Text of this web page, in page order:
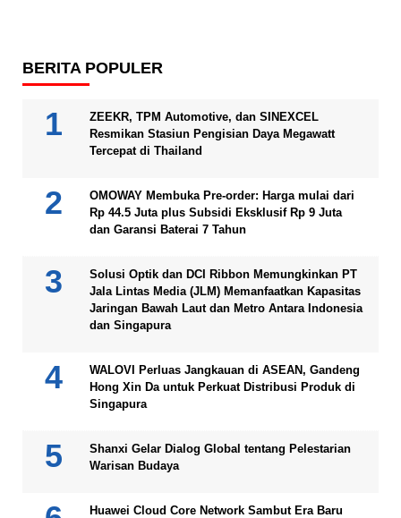
BERITA POPULER
ZEEKR, TPM Automotive, dan SINEXCEL
Resmikan Stasiun Pengisian Daya Megawatt
Tercepat di Thailand
OMOWAY Membuka Pre-order: Harga mulai dari
Rp 44.5 Juta plus Subsidi Eksklusif Rp 9 Juta
dan Garansi Baterai 7 Tahun
Solusi Optik dan DCI Ribbon Memungkinkan PT
Jala Lintas Media (JLM) Memanfaatkan Kapasitas
Jaringan Bawah Laut dan Metro Antara Indonesia
dan Singapura
WALOVI Perluas Jangkauan di ASEAN, Gandeng
Hong Xin Da untuk Perkuat Distribusi Produk di
Singapura
Shanxi Gelar Dialog Global tentang Pelestarian
Warisan Budaya
Huawei Cloud Core Network Sambut Era Baru